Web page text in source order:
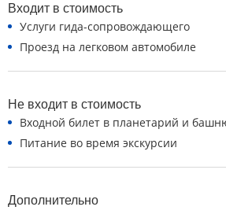
Входит в стоимость
Услуги гида-сопровождающего
Проезд на легковом автомобиле
Не входит в стоимость
Входной билет в планетарий и
Питание во время экскурсии
Дополнительно